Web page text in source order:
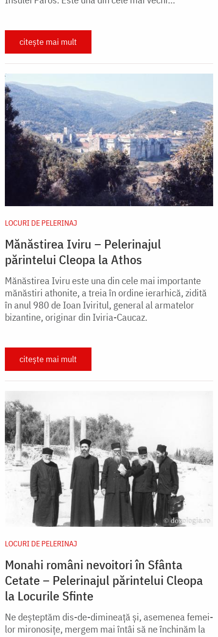
citește mai mult
LOCURI DE PELERINAJ
Mănăstirea Iviru – Pelerinajul
părintelui Cleopa la Athos
Mănăstirea Iviru este una din cele mai importante
mănăstiri athonite, a treia în ordine ierarhică, zidită
în anul 980 de Ioan Iviritul, general al armatelor
bizantine, originar din Iviria-Caucaz.
citește mai mult
LOCURI DE PELERINAJ
Monahi români nevoitori în Sfânta
Cetate – Pelerinajul părintelui Cleopa
la Locurile Sfinte
Ne deșteptăm dis-de-dimineață și, asemenea femei-
lor mironosițe, mergem mai întâi să ne închinăm la